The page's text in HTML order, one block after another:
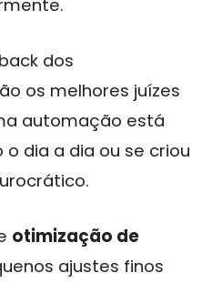
dos
os melhores juízes
automação está
dia a dia ou se criou
otimização de
ajustes finos